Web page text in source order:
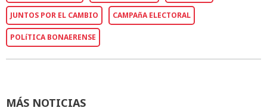
JUNTOS POR EL CAMBIO CAMPAñA ELECTORAL
POLíTICA BONAERENSE
MÁS NOTICIAS